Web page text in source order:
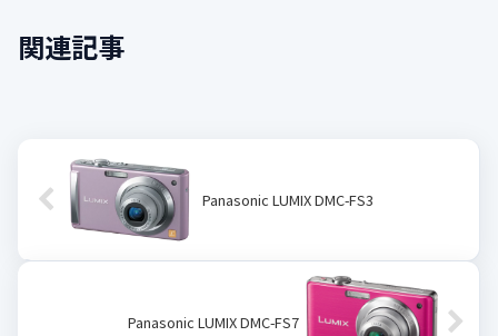
関連記事
Panasonic LUMIX DMC-FS3
Panasonic LUMIX DMC-FS7